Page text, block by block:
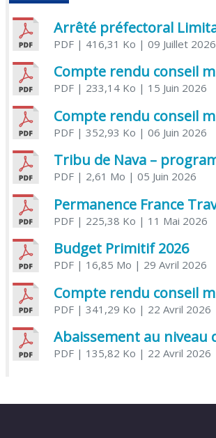
PDF| 416,31 Ko | 09 Juillet 2026
PDF| 233,14 Ko | 15 Juin 2026
PDF| 352,93 Ko | 06 Juin 2026
PDF| 2,61 Mo | 05 Juin 2026
PDF| 225,38 Ko | 11 Mai 2026
Budget Primitif 2026
PDF| 16,85 Mo | 29 Avril 2026
PDF| 341,29 Ko | 22 Avril 2026
PDF| 135,82 Ko | 22 Avril 2026